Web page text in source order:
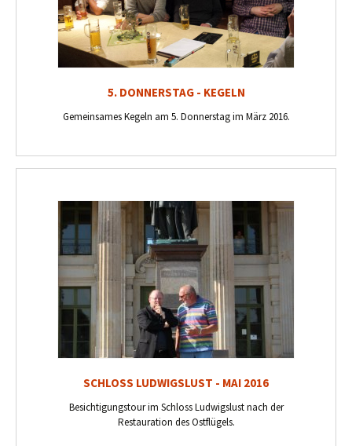
5. DONNERSTAG - KEGELN
Gemeinsames Kegeln am 5. Donnerstag im März 2016.
SCHLOSS LUDWIGSLUST - MAI 2016
Besichtigungstour im Schloss Ludwigslust nach der
Restauration des Ostflügels.